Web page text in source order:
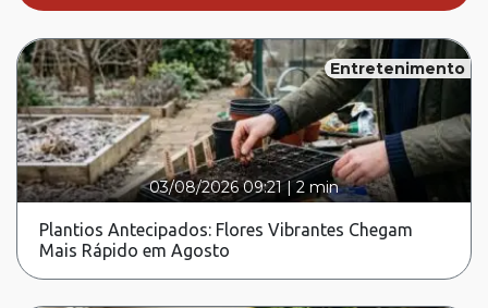
Entretenimento
03/08/2026 09:21|2 min
Plantios Antecipados: Flores Vibrantes Chegam
Mais Rápido em Agosto